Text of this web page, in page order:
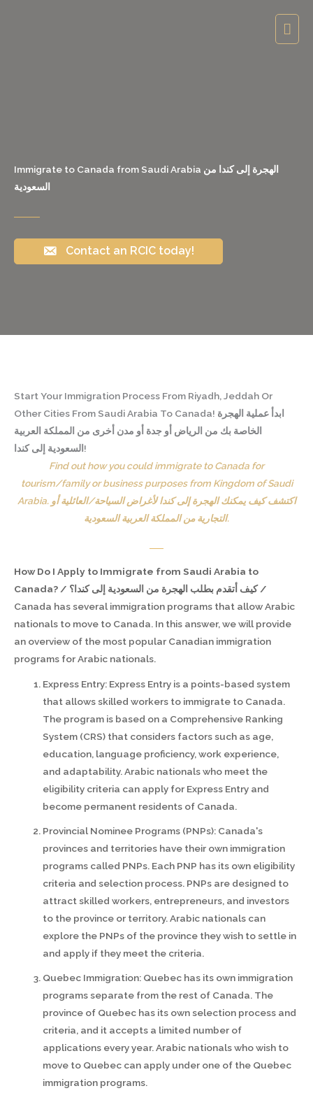
Immigrate to Canada from Saudi Arabia الهجرة إلى كندا من
السعودية
Contact an RCIC today!
Start Your Immigration Process From Riyadh, Jeddah Or
Other Cities From Saudi Arabia To Canada! ابدأ عملية الهجرة
الخاصة بك من الرياض أو جدة أو مدن أخرى من المملكة العربية
السعودية إلى كندا!
Find out how you could immigrate to Canada for
tourism/family or business purposes from Kingdom of Saudi
Arabia. اكتشف كيف يمكنك الهجرة إلى كندا لأغراض السياحة/العائلية أو
التجارية من المملكة العربية السعودية.
How Do I Apply to Immigrate from Saudi Arabia to
Canada? / كيف أتقدم بطلب الهجرة من السعودية إلى كندا؟ /
Canada has several immigration programs that allow Arabic
nationals to move to Canada. In this answer, we will provide
an overview of the most popular Canadian immigration
programs for Arabic nationals.
Express Entry: Express Entry is a points-based system
that allows skilled workers to immigrate to Canada.
The program is based on a Comprehensive Ranking
System (CRS) that considers factors such as age,
education, language proficiency, work experience,
and adaptability. Arabic nationals who meet the
eligibility criteria can apply for Express Entry and
become permanent residents of Canada.
Provincial Nominee Programs (PNPs): Canada's
provinces and territories have their own immigration
programs called PNPs. Each PNP has its own eligibility
criteria and selection process. PNPs are designed to
attract skilled workers, entrepreneurs, and investors
to the province or territory. Arabic nationals can
explore the PNPs of the province they wish to settle in
and apply if they meet the criteria.
Quebec Immigration: Quebec has its own immigration
programs separate from the rest of Canada. The
province of Quebec has its own selection process and
criteria, and it accepts a limited number of
applications every year. Arabic nationals who wish to
move to Quebec can apply under one of the Quebec
immigration programs.